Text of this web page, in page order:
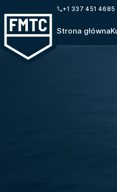
+1 337 451 4685
Strona główna